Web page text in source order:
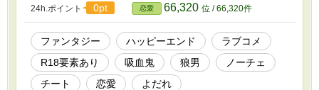
24h.ポイント
0pt 恋愛 66,320 位 / 66,320件
ファンタジー ハッピーエンド
ラブコメ
R18要素あり
吸血鬼 狼男
ノーチェ
チート
恋愛 よだれ